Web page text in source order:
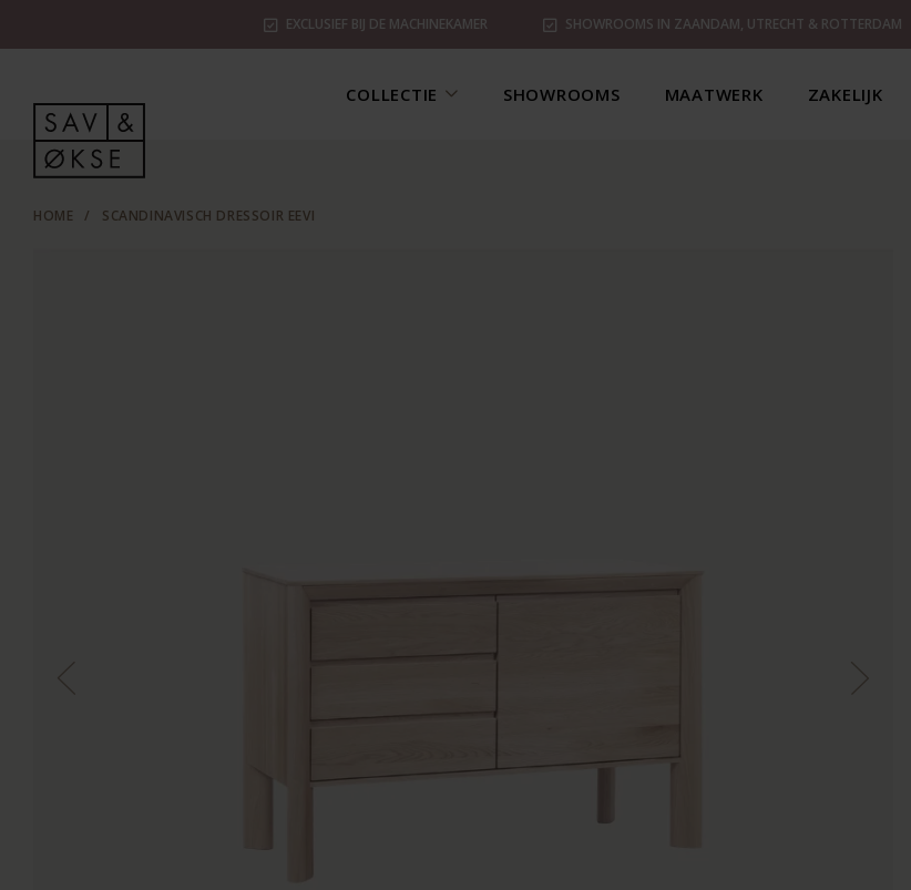
EXCLUSIEF BIJ DE MACHINEKAMER SHOWROOMS IN ZAANDAM, UTRECHT & ROTTERDAM
COLLECTIE SHOWROOMS MAATWERK ZAKELIJK
HOME / SCANDINAVISCH DRESSOIR EEVI